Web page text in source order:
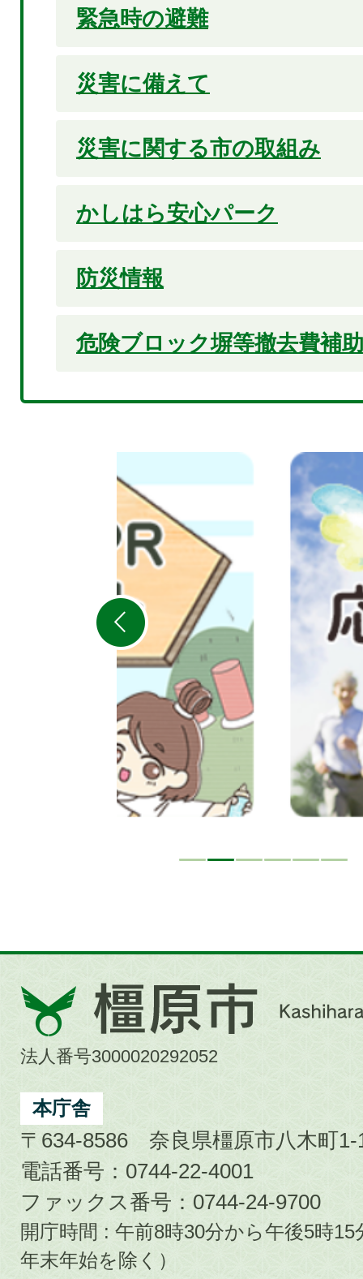
緊急時の避難
災害に備えて
災害に関する市の取組み
かしはら安心パーク
防災情報
危険ブロック塀等撤去費補
枚
目
の
ス
ラ
イ
ド
橿
原
市
City
法人番号3000020292052
本庁舎
〒634-8586 奈良県橿原市八木町1-
電話番号：0744-22-4001
ファックス番号：0744-24-9700
開庁時間 : 午前8時30分から午後5時
年末年始を除く）